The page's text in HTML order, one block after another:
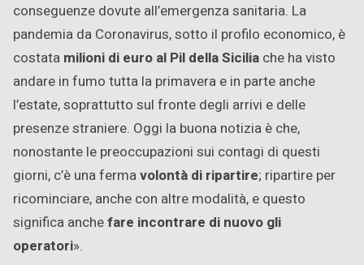
conseguenze dovute all’emergenza sanitaria. La
pandemia da Coronavirus, sotto il profilo economico, è
costata milioni di euro al Pil della Sicilia che ha visto
andare in fumo tutta la primavera e in parte anche
l’estate, soprattutto sul fronte degli arrivi e delle
presenze straniere. Oggi la buona notizia è che,
nonostante le preoccupazioni sui contagi di questi
giorni, c’è una fermavolontà di ripartire; ripartire per
ricominciare, anche con altre modalità, e questo
significa anchefare incontrare di nuovo gli
operatori».